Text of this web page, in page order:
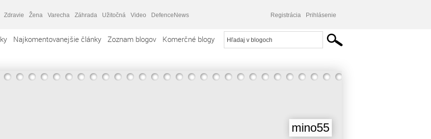
Zdravie Žena Varecha Záhrada Užitočná Video DefenceNews Registrácia Prihlásenie
Najkomentovanejšie články Zoznam blogov Komerčné blogy
mino55